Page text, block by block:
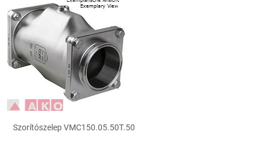
Szorítószelep VMC150.05.50T.50